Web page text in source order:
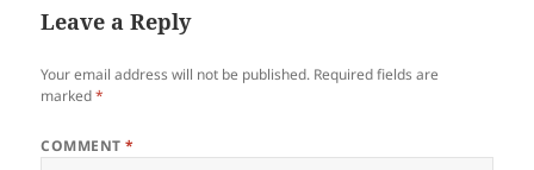
Leave a Reply
Your email address will not be published. Required fields are
marked*
COMMENT*